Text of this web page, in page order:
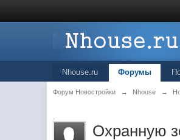
Nhouse.ru Форумы
Форум Новостройки → Nhouse →
.
Охранную